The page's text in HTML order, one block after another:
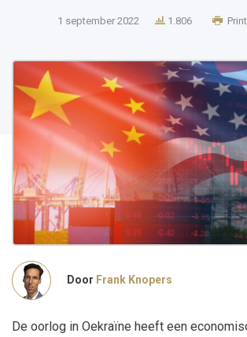
1 september 2022 1.806
Door Frank Knopers
De oorlog in Oekraïne heeft een